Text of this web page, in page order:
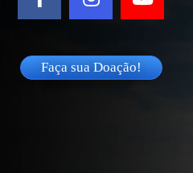
Faça sua Doação!